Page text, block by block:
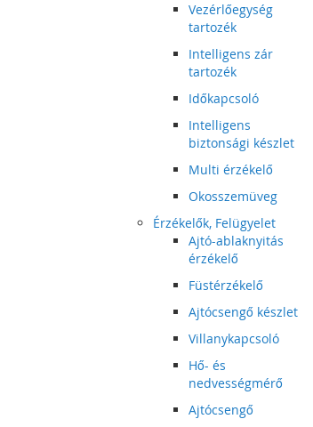
Vezérlőegység
tartozék
Intelligens zár
tartozék
Időkapcsoló
Intelligens
biztonsági készlet
Multi érzékelő
Okosszemüveg
Érzékelők, Felügyelet
Ajtó-ablaknyitás
érzékelő
Füstérzékelő
Ajtócsengő készlet
Villanykapcsoló
Hő- és
nedvességmérő
Ajtócsengő